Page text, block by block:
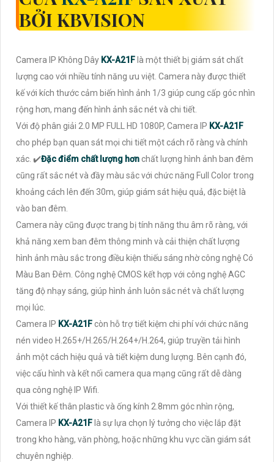
BỞI KBVISION
Camera IP Không Dây KX-A21Flà một thiết bị giám sát chất
lượng cao với nhiều tính năng ưu việt. Camera này được thiết
kế với kích thước cảm biến hình ảnh 1/3 giúp cung cấp góc nhìn
rộng hơn, mang đến hình ảnh sắc nét và chi tiết.
Với độ phân giải 2.0 MP FULL HD 1080P, Camera IP KX-A21F
cho phép bạn quan sát mọi chi tiết một cách rõ ràng và chính
xác. ✔️Đặc điểm chất lượng hơnchất lượng hình ảnh ban đêm
cũng rất sắc nét và đầy màu sắc với chức năng Full Color trong
khoảng cách lên đến 30m, giúp giám sát hiệu quả, đặc biệt là
vào ban đêm.
Camera này cũng được trang bị tính năng thu âm rõ ràng, với
khả năng xem ban đêm thông minh và cải thiện chất lượng
hình ảnh màu sắc trong điều kiện thiếu sáng nhờ công nghệ Có
Màu Ban Ðêm. Công nghệ CMOS kết hợp với công nghệ AGC
tăng độ nhạy sáng, giúp hình ảnh luôn sắc nét và chất lượng
mọi lúc.
Camera IP KX-A21Fcòn hỗ trợ tiết kiệm chi phí với chức năng
nén video H.265+/H.265/H.264+/H.264, giúp truyền tải hình
ảnh một cách hiệu quả và tiết kiệm dung lượng. Bên cạnh đó,
việc cấu hình và kết nối camera qua mạng cũng rất dễ dàng
qua công nghệ IP Wifi.
Với thiết kế thân plastic và ống kính 2.8mm góc nhìn rộng,
Camera IP KX-A21Flà sự lựa chọn lý tưởng cho việc lắp đặt
trong kho hàng, văn phòng, hoặc những khu vực cần giám sát
chuyên nghiệp.